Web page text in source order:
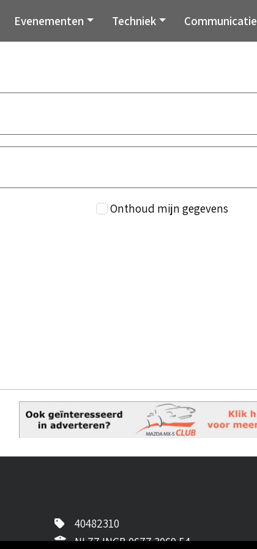
Evenementen Techniek Communicatie
Onthoud mijn gegevens
40482310
NL77 INGB 0677 3069 54